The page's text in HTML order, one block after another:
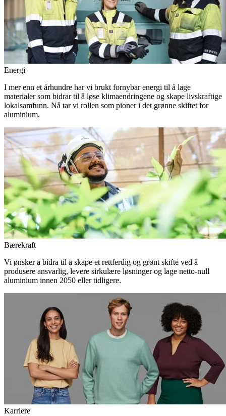
Energi
I mer enn et århundre har vi brukt fornybar energi til å lage
materialer som bidrar til å løse klimaendringene og skape livskraftige
lokalsamfunn. Nå tar vi rollen som pioner i det grønne skiftet for
aluminium.
Bærekraft
Vi ønsker å bidra til å skape et rettferdig og grønt skifte ved å
produsere ansvarlig, levere sirkulære løsninger og lage netto-null
aluminium innen 2050 eller tidligere.
Karriere